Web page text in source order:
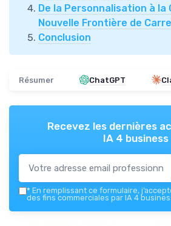
De la Personnalisation à la
Nouvelle Frontière de
Conclusion
Résumer ChatGPT
Recevez les dernières
IA 4 business
* En remplissant ce formulaire,
des fins commerciales par IA 4